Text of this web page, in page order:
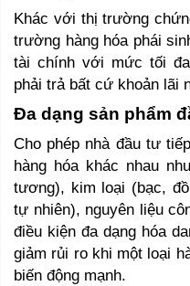
Khác với thị trường
trường hàng hóa phái
tài chính với mức tối
phải trả bất cứ khoản lãi
Đa dạng sản phẩm
Cho phép nhà đầu tư
hàng hóa khác nhau
tương), kim loại (bạc,
tự nhiên), nguyên liệu
điều kiện đa dạng hóa
giảm rủi ro khi một loại
biến động mạnh.